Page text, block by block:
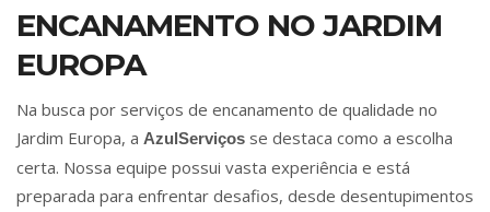
ENCANAMENTO NO JARDIM
EUROPA
Na busca por serviços de encanamento de qualidade no
Jardim Europa, a AzulServiços se destaca como a escolha
certa. Nossa equipe possui vasta experiência e está
preparada para enfrentar desafios, desde desentupimentos